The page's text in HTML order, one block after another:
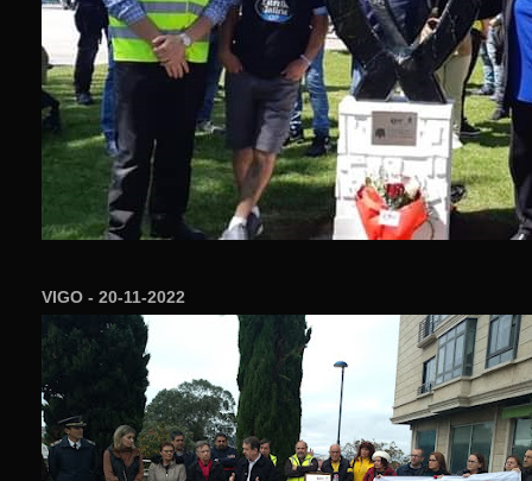
VIGO - 20-11-2022